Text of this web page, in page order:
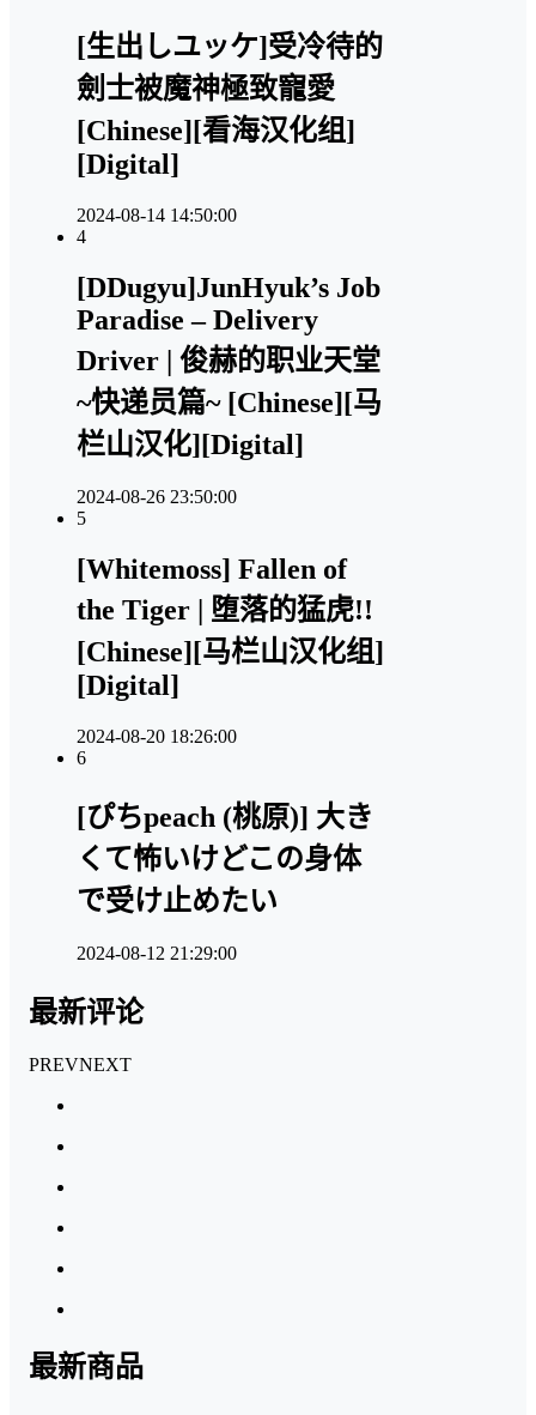
[生出しユッケ]受冷待的
劍士被魔神極致寵愛
[Chinese][看海汉化组]
[Digital]
2024-08-14 14:50:00
4
[DDugyu]JunHyuk’s Job
Paradise – Delivery
Driver | 俊赫的职业天堂
~快递员篇~ [Chinese][马
栏山汉化][Digital]
2024-08-26 23:50:00
5
[Whitemoss] Fallen of
the Tiger | 堕落的猛虎!!
[Chinese][马栏山汉化组]
[Digital]
2024-08-20 18:26:00
6
[ぴちpeach (桃原)] 大き
くて怖いけどこの身体
で受け止めたい
2024-08-12 21:29:00
最新评论
PREVNEXT
最新商品